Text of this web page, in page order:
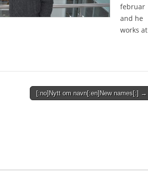
februar
and he
works at
[:no]Nytt om navn[:en]New names[:] →